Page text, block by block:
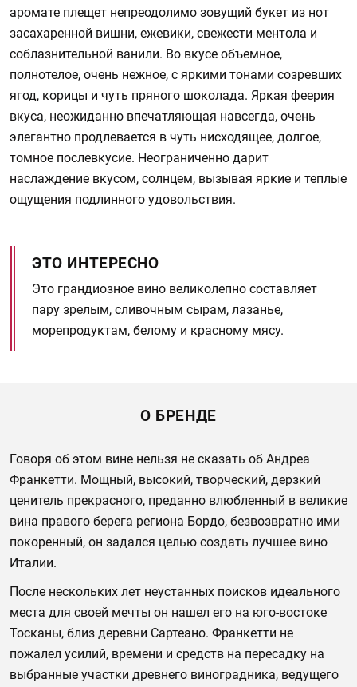
аромате плещет непреодолимо зовущий букет из нот
засахаренной вишни, ежевики, свежести ментола и
соблазнительной ванили. Во вкусе объемное,
полнотелое, очень нежное, с яркими тонами созревших
ягод, корицы и чуть пряного шоколада. Яркая феерия
вкуса, неожиданно впечатляющая навсегда, очень
элегантно продлевается в чуть нисходящее, долгое,
томное послевкусие. Неограниченно дарит
наслаждение вкусом, солнцем, вызывая яркие и теплые
ощущения подлинного удовольствия.
ЭТО ИНТЕРЕСНО
Это грандиозное вино великолепно составляет
пару зрелым, сливочным сырам, лазанье,
морепродуктам, белому и красному мясу.
О БРЕНДЕ
Говоря об этом вине нельзя не сказать об Андреа
Франкетти. Мощный, высокий, творческий, дерзкий
ценитель прекрасного, преданно влюбленный в великие
вина правого берега региона Бордо, безвозвратно ими
покоренный, он задался целью создать лучшее вино
Италии.
После нескольких лет неустанных поисков идеального
места для своей мечты он нашел его на юго-востоке
Тосканы, близ деревни Сартеано. Франкетти не
пожалел усилий, времени и средств на пересадку на
выбранные участки древнего виноградника, ведущего